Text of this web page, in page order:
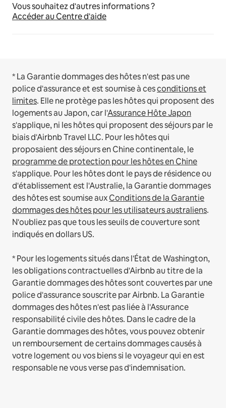
Vous souhaitez d'autres informations ?
Accéder au Centre d'aide
* La Garantie dommages des hôtes n'est pas une
police d'assurance et est soumise à cesconditions et
limites. Elle ne protège pas les hôtes qui proposent des
logements au Japon, car l'Assurance Hôte Japon
s'applique, ni les hôtes qui proposent des séjours par le
biais d'Airbnb Travel LLC. Pour les hôtes qui
proposaient des séjours en Chine continentale, le
programme de protection pour les hôtes en Chine
s'applique. Pour les hôtes dont le pays de résidence ou
d'établissement est l'Australie, la Garantie dommages
des hôtes est soumise auxConditions de la Garantie
dommages des hôtes pour les utilisateurs australiens.
N'oubliez pas que tous les seuils de couverture sont
indiqués en dollars US.
* Pour les logements situés dans l'État de Washington,
les obligations contractuelles d'Airbnb au titre de la
Garantie dommages des hôtes sont couvertes par une
police d'assurance souscrite par Airbnb. La Garantie
dommages des hôtes n'est pas liée à l'Assurance
responsabilité civile des hôtes. Dans le cadre de la
Garantie dommages des hôtes, vous pouvez obtenir
un remboursement de certains dommages causés à
votre logement ou vos biens si le voyageur qui en est
responsable ne vous verse pas d'indemnisation.